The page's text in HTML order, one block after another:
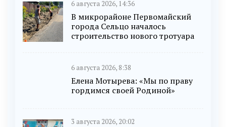
6 августа 2026, 14:36
В микрорайоне Первомайский
города Сельцо началось
строительство нового тротуара
6 августа 2026, 8:38
Елена Мотырева: «Мы по праву
гордимся своей Родиной»
3 августа 2026, 20:02